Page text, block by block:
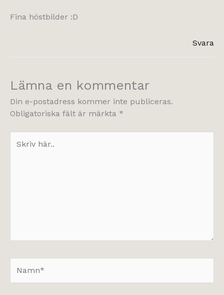
Fina höstbilder :D
Svara
Lämna en kommentar
Din e-postadress kommer inte publiceras.
Obligatoriska fält är märkta *
här..